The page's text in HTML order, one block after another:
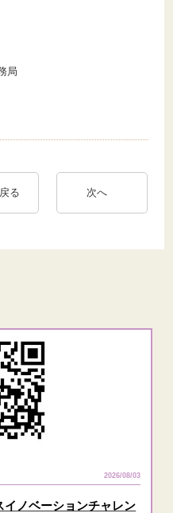
局
る 次へ
2026/08/03
ノベーションチャレン